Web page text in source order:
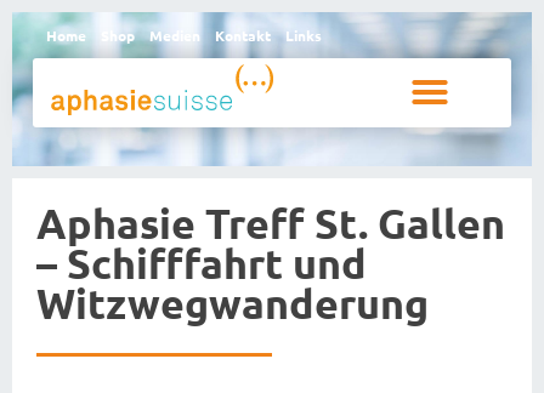
Home Shop Medien Kontakt Links
Aphasie Treff St. Gallen
– Schifffahrt und
Witzwegwanderung